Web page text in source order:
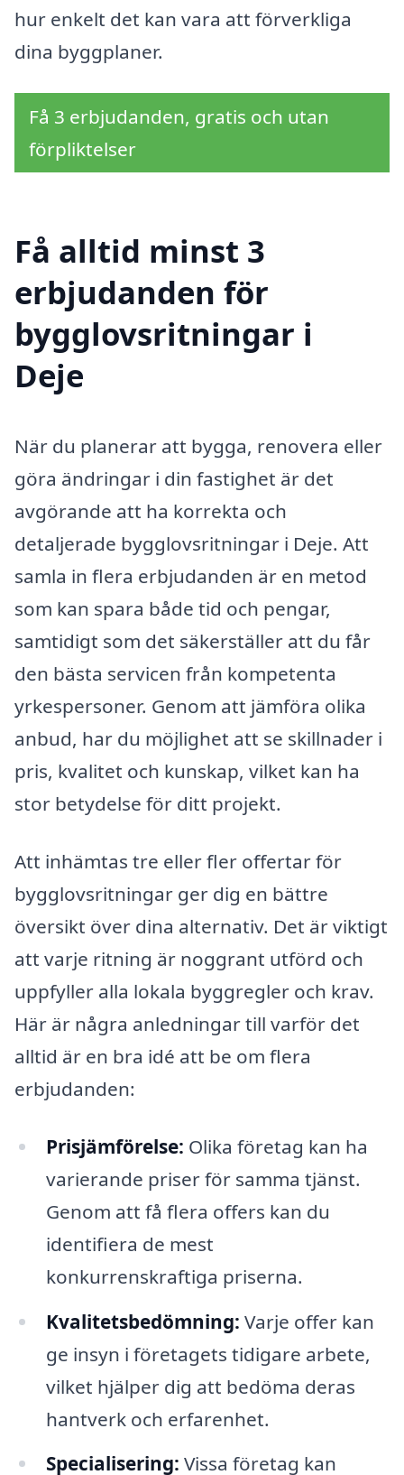
hur enkelt det kan vara att förverkliga
dina byggplaner.
Få 3 erbjudanden, gratis och utan
förpliktelser
Få alltid minst 3
erbjudanden för
bygglovsritningar i
Deje
När du planerar att bygga, renovera eller
göra ändringar i din fastighet är det
avgörande att ha korrekta och
detaljerade bygglovsritningar i Deje. Att
samla in flera erbjudanden är en metod
som kan spara både tid och pengar,
samtidigt som det säkerställer att du får
den bästa servicen från kompetenta
yrkespersoner. Genom att jämföra olika
anbud, har du möjlighet att se skillnader i
pris, kvalitet och kunskap, vilket kan ha
stor betydelse för ditt projekt.
Att inhämtas tre eller fler offertar för
bygglovsritningar ger dig en bättre
översikt över dina alternativ. Det är viktigt
att varje ritning är noggrant utförd och
uppfyller alla lokala byggregler och krav.
Här är några anledningar till varför det
alltid är en bra idé att be om flera
erbjudanden:
Prisjämförelse: Olika företag kan ha
varierande priser för samma tjänst.
Genom att få flera offers kan du
identifiera de mest
konkurrenskraftiga priserna.
Kvalitetsbedömning: Varje offer kan
ge insyn i företagets tidigare arbete,
vilket hjälper dig att bedöma deras
hantverk och erfarenhet.
Specialisering: Vissa företag kan